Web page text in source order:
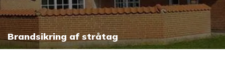
Brandsikring af stråtag